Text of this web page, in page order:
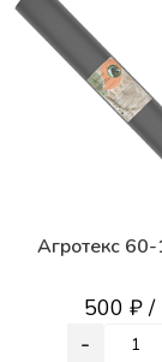
Агротекс
500 ₽ /
-